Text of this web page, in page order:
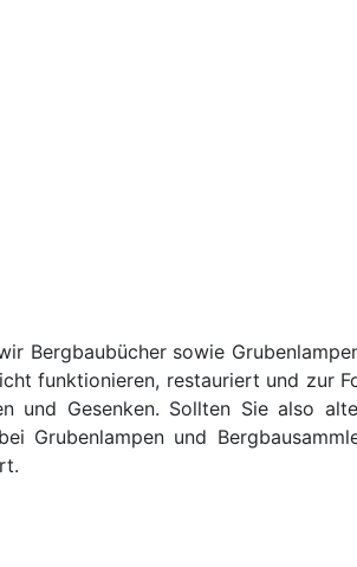
Bergbaubücher sowie
funktionieren, restauriert und zur
und Gesenken. Sollten Sie also
Grubenlampen und